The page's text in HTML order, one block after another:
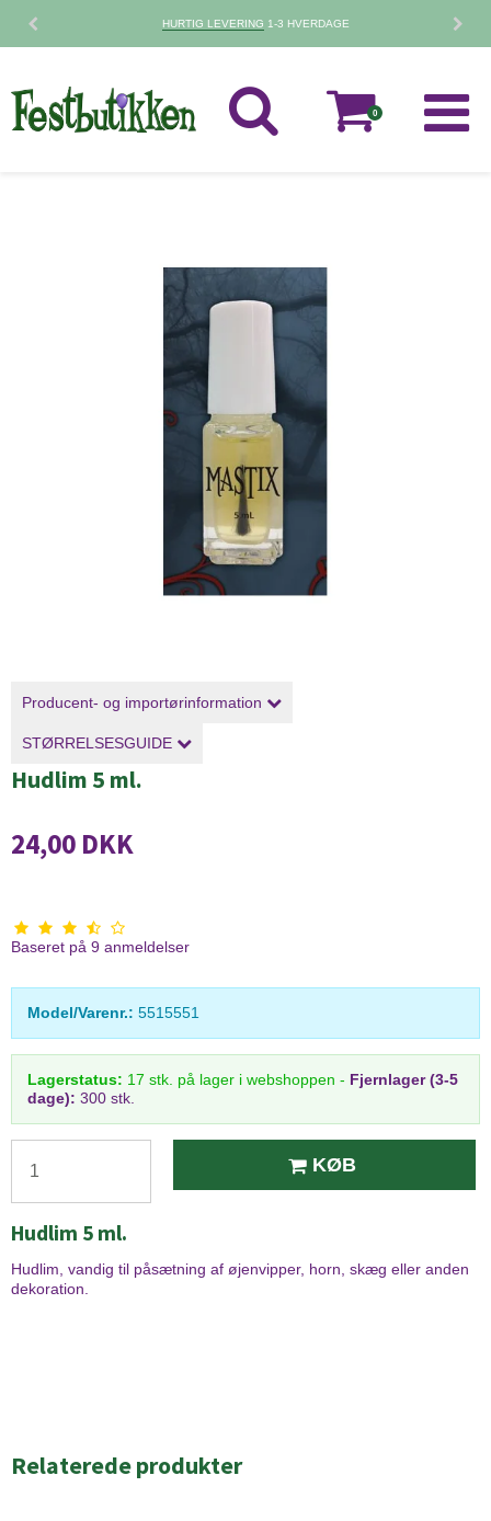
HURTIG LEVERING1-3 HVERDAGE
0
Producent- og importørinformation
STØRRELSESGUIDE
Hudlim 5 ml.
24,00 DKK
Baseret på 9 anmeldelser
Model/Varenr.: 5515551
Lagerstatus: 17 stk. på lager i webshoppen - Fjernlager (3-5
dage): 300 stk.
KØB
Hudlim 5 ml.
Hudlim, vandig til påsætning af øjenvipper, horn, skæg eller anden
dekoration.
Relaterede produkter